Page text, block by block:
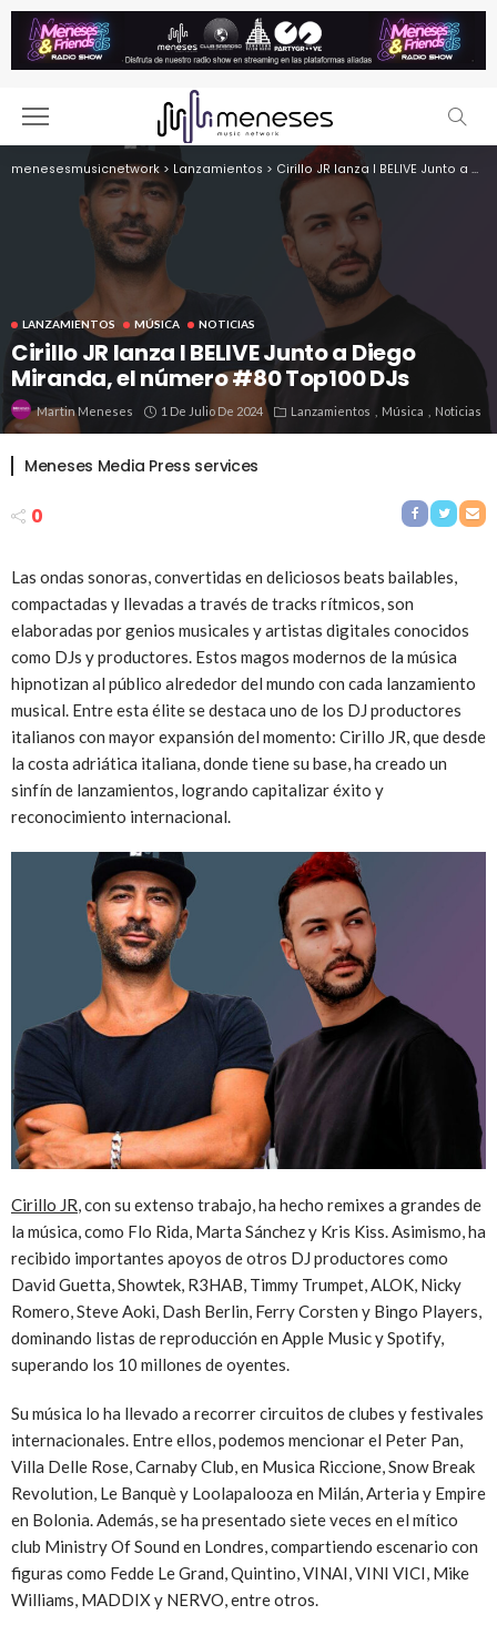
menesesmusicnetwork > Lanzamientos > Cirillo JR lanza I BELIVE Junto a Diego Miranda, el número #80 Top100 DJs
LANZAMIENTOS MÚSICA NOTICIAS
Cirillo JR lanza I BELIVE Junto a Diego
Miranda, el número #80 Top100 DJs
Martin Meneses 1 De Julio De 2024 Lanzamientos Música Noticias
Meneses Media Press services
0
Las ondas sonoras, convertidas en deliciosos beats bailables,
compactadas y llevadas a través de tracks rítmicos, son
elaboradas por genios musicales y artistas digitales conocidos
como DJs y productores. Estos magos modernos de la música
hipnotizan al público alrededor del mundo con cada lanzamiento
musical. Entre esta élite se destaca uno de los DJ productores
italianos con mayor expansión del momento: Cirillo JR, que desde
la costa adriática italiana, donde tiene su base, ha creado un
sinfín de lanzamientos, logrando capitalizar éxito y
reconocimiento internacional.
Cirillo JR , con su extenso trabajo, ha hecho remixes a grandes de
la música, como Flo Rida, Marta Sánchez y Kris Kiss. Asimismo, ha
recibido importantes apoyos de otros DJ productores como
David Guetta, Showtek, R3HAB, Timmy Trumpet, ALOK, Nicky
Romero, Steve Aoki, Dash Berlin, Ferry Corsten y Bingo Players,
dominando listas de reproducción en Apple Music y Spotify,
superando los 10 millones de oyentes.
Su música lo ha llevado a recorrer circuitos de clubes y festivales
internacionales. Entre ellos, podemos mencionar el Peter Pan,
Villa Delle Rose, Carnaby Club, en Musica Riccione, Snow Break
Revolution, Le Banquè y Loolapalooza en Milán, Arteria y Empire
en Bolonia. Además, se ha presentado siete veces en el mítico
club Ministry Of Sound en Londres, compartiendo escenario con
figuras como Fedde Le Grand, Quintino, VINAI, VINI VICI, Mike
Williams, MADDIX y NERVO, entre otros.